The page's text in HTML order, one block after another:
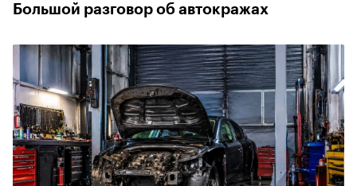
Большой разговор об автокражах